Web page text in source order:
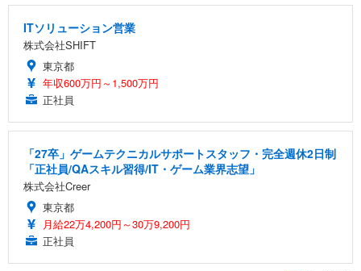
ITソリューション営業
株式会社SHIFT
東京都
年収600万円～1,500万円
正社員
「27卒」ゲームテクニカルサポートスタッフ・完全週休2日制
「正社員/QAスキル習得/IT・ゲーム業界志望」
株式会社Creer
東京都
月給22万4,200円～30万9,200円
正社員